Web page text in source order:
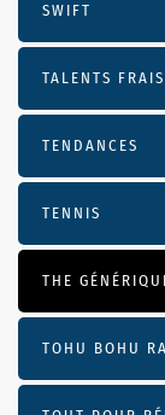
SWIFT
TALENTS FRAIS
TENDANCES
TENNIS
THE
TOHU BOHU